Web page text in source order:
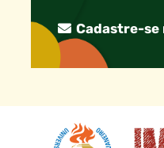
Cadastre-se